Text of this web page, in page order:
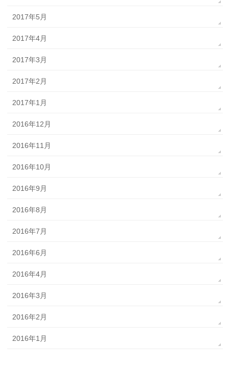
2017年5月
2017年4月
2017年3月
2017年2月
2017年1月
2016年12月
2016年11月
2016年10月
2016年9月
2016年8月
2016年7月
2016年6月
2016年4月
2016年3月
2016年2月
2016年1月